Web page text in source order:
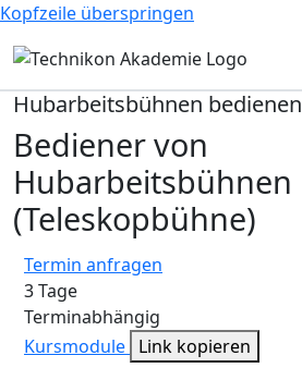
Kopfzeile überspringen
Hubarbeitsbühnen bedienen
Bediener von
Hubarbeitsbühnen
(Teleskopbühne)
Termin anfragen
3 Tage
Terminabhängig
Kursmodule Link kopieren